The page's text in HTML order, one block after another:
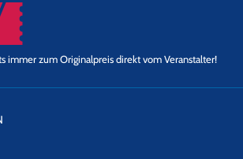
immer zum Originalpreis direkt vom Veranstalter!